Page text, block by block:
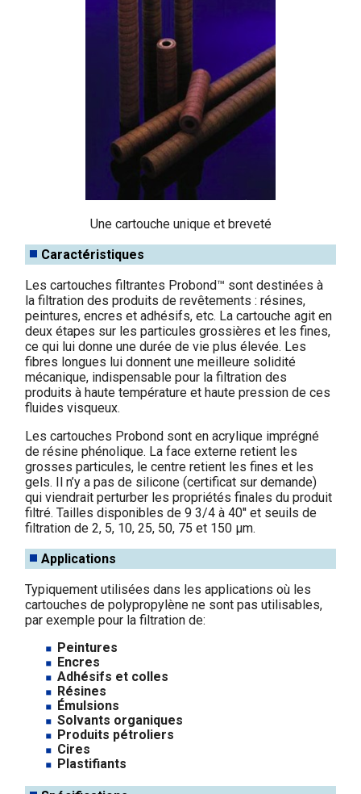
Une cartouche unique et breveté
Caractéristiques
Les cartouches filtrantes Probond™ sont destinées à
la filtration des produits de revêtements : résines,
peintures, encres et adhésifs, etc. La cartouche agit en
deux étapes sur les particules grossières et les fines,
ce qui lui donne une durée de vie plus élevée. Les
fibres longues lui donnent une meilleure solidité
mécanique, indispensable pour la filtration des
produits à haute température et haute pression de ces
fluides visqueux.
Les cartouches Probond sont en acrylique imprégné
de résine phénolique. La face externe retient les
grosses particules, le centre retient les fines et les
gels. Il n’y a pas de silicone (certificat sur demande)
qui viendrait perturber les propriétés finales du produit
filtré. Tailles disponibles de 9 3/4 à 40'' et seuils de
filtration de 2, 5, 10, 25, 50, 75 et 150 µm.
Applications
Typiquement utilisées dans les applications où les
cartouches de polypropylène ne sont pas utilisables,
par exemple pour la filtration de:
Peintures
Encres
Adhésifs et colles
Résines
Émulsions
Solvants organiques
Produits pétroliers
Cires
Plastifiants